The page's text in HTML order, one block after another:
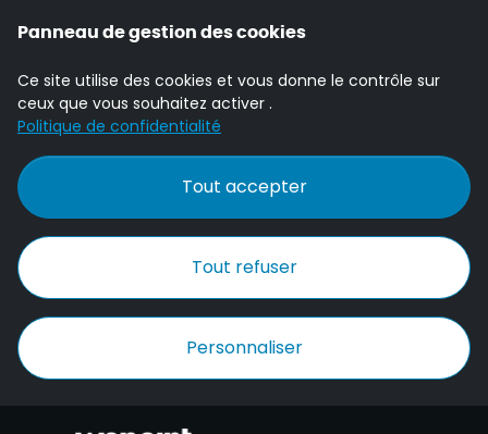
Panneau de gestion des cookies
Ce site utilise des cookies et vous donne le contrôle sur
ceux que vous souhaitez activer .
Politique de confidentialité
Tout accepter
Tout refuser
Personnaliser